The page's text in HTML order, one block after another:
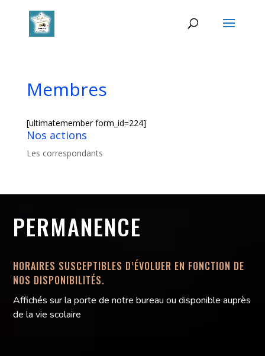
Membres
[ultimatemember form_id=224]
Nos actions
Les correspondants
PERMANENCE
HORAIRES SUSCEPTIBLES D’ÉVOLUER EN FONCTION DE
NOS DISPONIBILITÉS.
Affichés sur la porte de notre bureau ou disponible auprès
de la vie scolaire